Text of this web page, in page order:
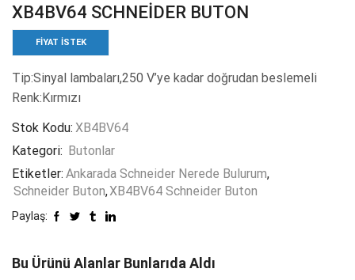
XB4BV64 SCHNEİDER BUTON
FIYAT ISTEK
Tip:Sinyal lambaları,250 V’ye kadar doğrudan beslemeli
Renk:Kırmızı
Stok Kodu: XB4BV64
Kategori: Butonlar
Etiketler: Ankarada Schneider Nerede Bulurum,
Schneider Buton,XB4BV64 Schneider Buton
Paylaş:
Bu Ürünü Alanlar Bunlarıda Aldı